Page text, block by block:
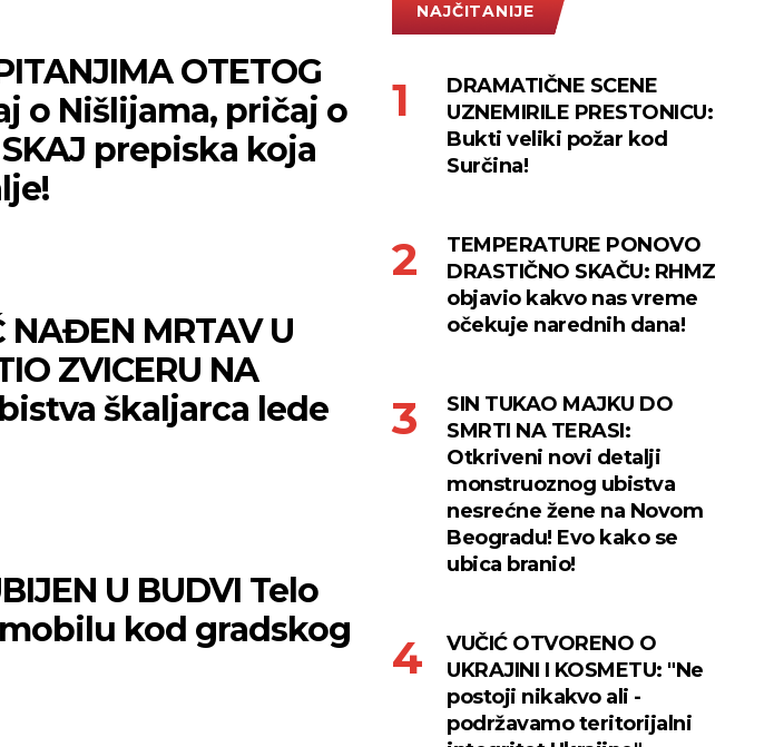
OTETOG
o Nišlijama, pričaj o
prepiska koja
NAĐEN MRTAV U
ZVICERU NA
škaljarca lede
U BUDVI Telo
kod gradskog
NAJČITANIJE
DRAMATIČNE SCENE
UZNEMIRILE PRESTONICU:
Bukti veliki požar kod
Surčina!
TEMPERATURE PONOVO
DRASTIČNO SKAČU: RHMZ
objavio kakvo nas vreme
očekuje narednih dana!
SIN TUKAO MAJKU DO
SMRTI NA TERASI:
Otkriveni novi detalji
monstruoznog ubistva
nesrećne žene na Novom
Beogradu! Evo kako se
ubica branio!
VUČIĆ OTVORENO O
UKRAJINI I KOSMETU: "Ne
postoji nikakvo ali -
podržavamo teritorijalni